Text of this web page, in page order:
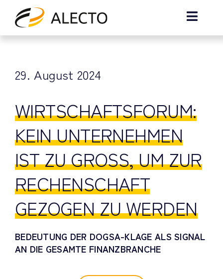
Inhalt
springen
Toggle
Über Uns
News
Kontakt
29. August 2024
WIRTSCHAFTSFORUM:
KEIN UNTERNEHMEN
IST ZU GROSS, UM ZUR R
ECHENSCHAFT G
EZOGEN ZU WERDEN
BEDEUTUNG DER DOGSA-KLAGE ALS SIGNAL
AN DIE GESAMTE FINANZBRANCHE